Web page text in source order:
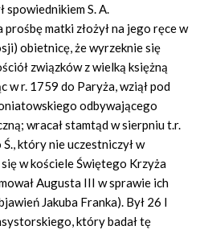
spowiednikiem S. A.
matki złożył na jego ręce w
obietnicę, że wyrzeknie się
związków z wielką księżną
w r. 1759 do Paryża, wziął pod
odbywającego
wracał stamtąd w sierpniu t.r.
który nie uczestniczył w
w kościele Świętego Krzyża
Augusta III w sprawie ich
Jakuba Franka). Był 26 I
który badał tę